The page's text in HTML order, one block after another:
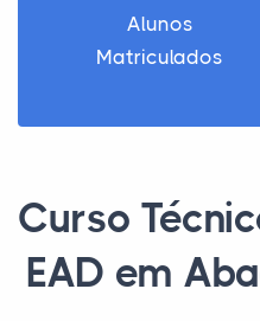
Alunos
Matriculados
Curso
EAD em